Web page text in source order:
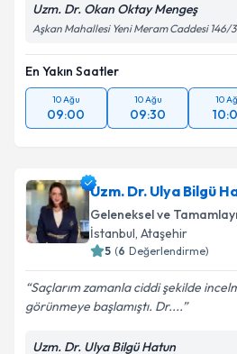
Uzm. Dr. Okan Oktay Mengeş
Aşkan Mahallesi Yeni Meram Caddesi 146/3
En Yakın Saatler
10 Ağu
09:00
10 Ağu
09:30
10
Uzm. Dr. Ulya Bilgü
Geleneksel ve
İstanbul, Ataşehir
5 (6 Değerlendirme)
Saçlarım zamanla ciddi şekilde
görünmeye başlamıştı. Dr....
Uzm. Dr. Ulya Bilgü Hatun